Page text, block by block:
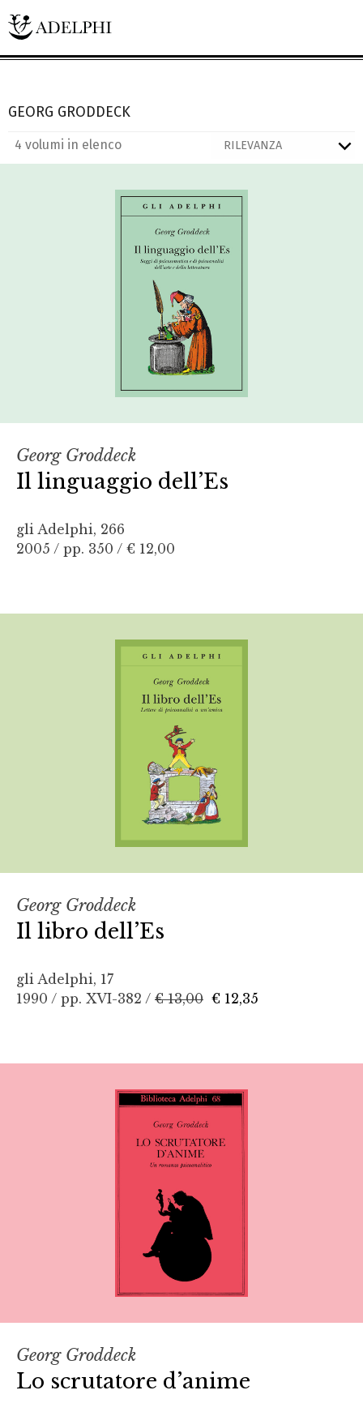
GEORG GRODDECK
4 volumi in elenco
Georg Groddeck
Il linguaggio dell’Es
gli Adelphi, 266
2005 / pp. 350 / € 12,00
Georg Groddeck
Il libro dell’Es
gli Adelphi, 17
1990 / pp. XVI-382 / € 13,00 € 12,35
Georg Groddeck
Lo scrutatore d’anime